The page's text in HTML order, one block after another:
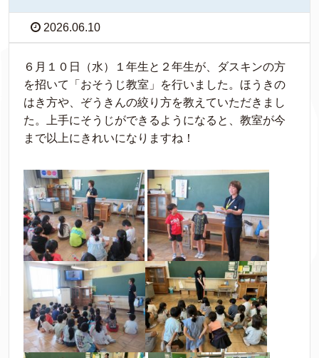
2026.06.10
６月１０日（水）１年生と２年生が、ダスキンの方
を招いて「おそうじ教室」を行いました。ほうきの
はき方や、ぞうきんの絞り方を教えていただきまし
た。上手にそうじができるようになると、教室が今
まで以上にきれいになりますね！